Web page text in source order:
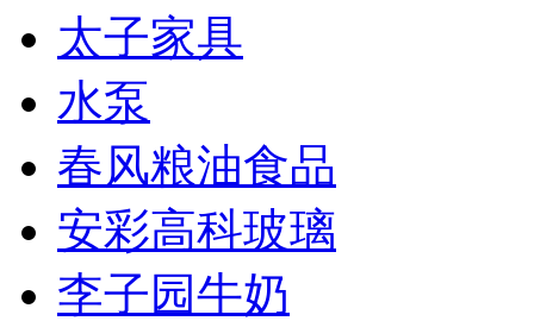
太子家具
水泵
春风粮油食品
安彩高科玻璃
李子园牛奶